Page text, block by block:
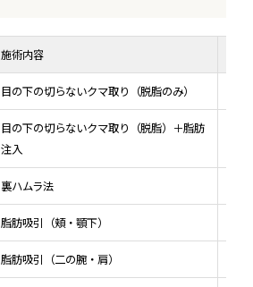
施術内容
目の下の切らないクマ取り（脱脂のみ）
目の下の切らないクマ取り（脱脂）＋脂肪
注入
裏ハムラ法
脂肪吸引（頬・顎下）
脂肪吸引（二の腕・肩）